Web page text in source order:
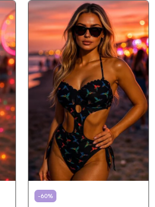
-60%